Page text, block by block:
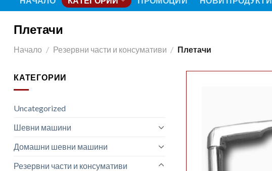
Плетачи
Начало / Резервни части и консумативи / Плетачи
КАТЕГОРИИ
Uncategorized
Шевни машини
Домашни шевни машини
Резервни части и консумативи